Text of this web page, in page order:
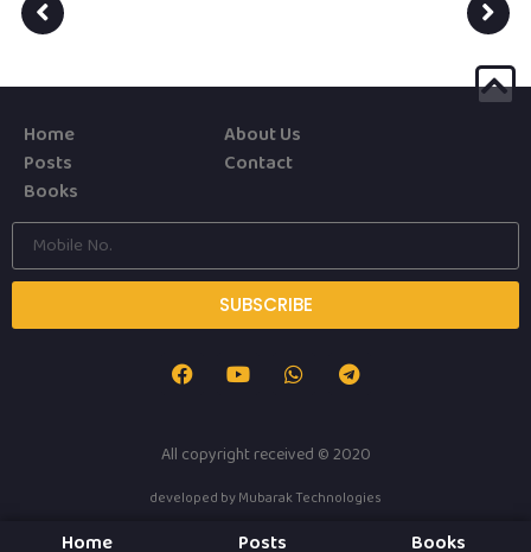
Home
Posts
Books
About Us
Contact
SUBSCRIBE
All copyright received © 2020
developed byMubarak Technologies
Home Posts Books